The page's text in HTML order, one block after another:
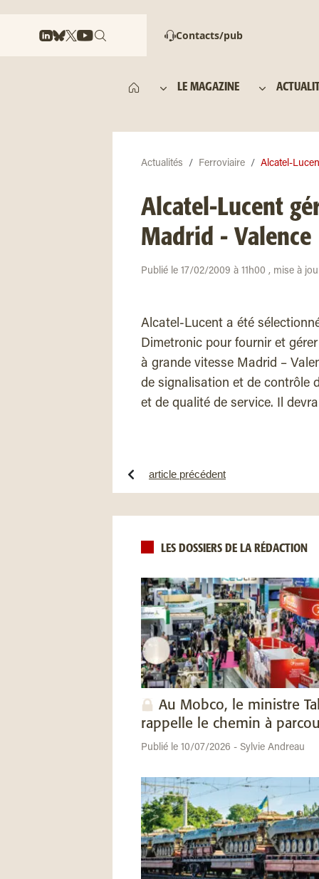
Contacts/pub
LE MAGAZINE
Actualités Ferroviaire Alcatel-
Alcatel-Lucent
Madrid - Valence
Publié le 17/02/2009 à 11h00 , mise à
Alcatel-Lucent a été
Dimetronic pour fournir et
à grande vitesse Madrid –
de signalisation et de contrôle
et de qualité de service. Il
article précédent
LES DOSSIERS DE LA RÉDACTION
Au Mobco, le ministre
rappelle le chemin à
Publié le 10/07/2026 - Sylvie Andreau